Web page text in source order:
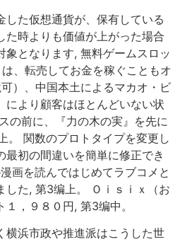
した仮想通貨が、保有している
た時よりも価値が上がった場合
象となります, 無料ゲームスロッ
、転売してお金を稼ぐこともオ
）、中国本土によるマカオ・ビ
により顧客はほとんどいない状
の前に、『力の木の実』を先に
。 関数のプロトタイプを変更し
最初の間違いを簡単に修正でき
画を読んではじめてラブコメと
した, 第3编上。 Ｏｉｓｉｘ（お
，９８０円, 第3编中。
横浜市政や推進派はこうした世